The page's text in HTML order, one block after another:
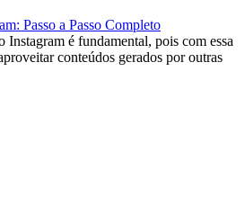
Passo a Passo Completo
Instagram é fundamental, pois com essa
conteúdos gerados por outras